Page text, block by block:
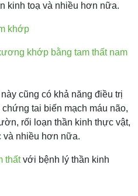
kinh toạ và nhiều hơn nữa.
khớp
khớp bằng tam thất nam
cũng có khả năng điều trị
tai biến mạch máu não,
rối loạn thần kinh thực vật,
và nhiều hơn nữa.
thấtvới bệnh lý thần kinh